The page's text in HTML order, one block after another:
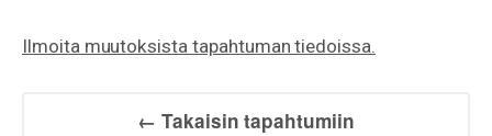
Ilmoita muutoksista tapahtuman tiedoissa.
← Takaisin tapahtumiin